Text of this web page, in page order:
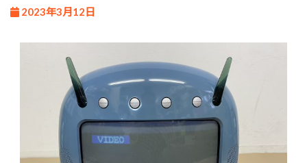
2023年3月12日